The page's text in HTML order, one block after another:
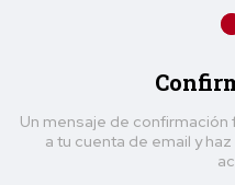
Un mensaje de confirmación
a tu cuenta de email y